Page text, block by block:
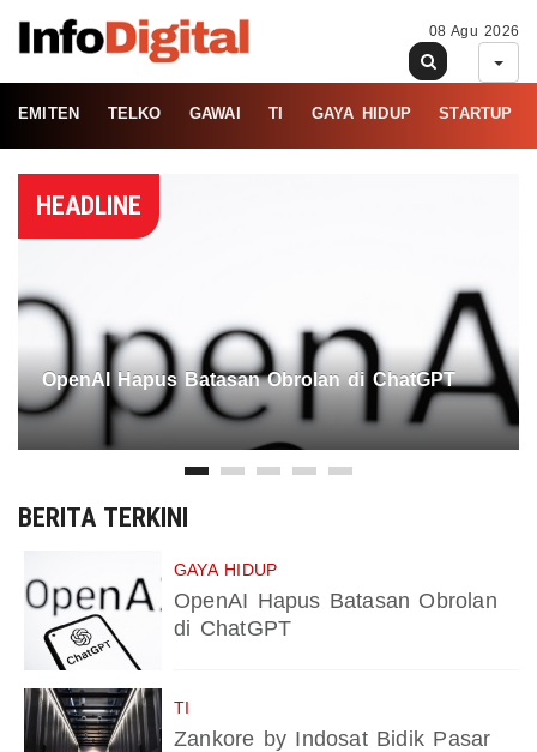
08 Agu 2026
EMITEN TELKO GAWAI TI GAYA HIDUP STARTUP
HEADLINE
OpenAI Hapus Batasan Obrolan di ChatGPT
BERITA TERKINI
GAYA HIDUP
OpenAI Hapus Batasan Obrolan
di ChatGPT
TI
Zankore by Indosat Bidik Pasar